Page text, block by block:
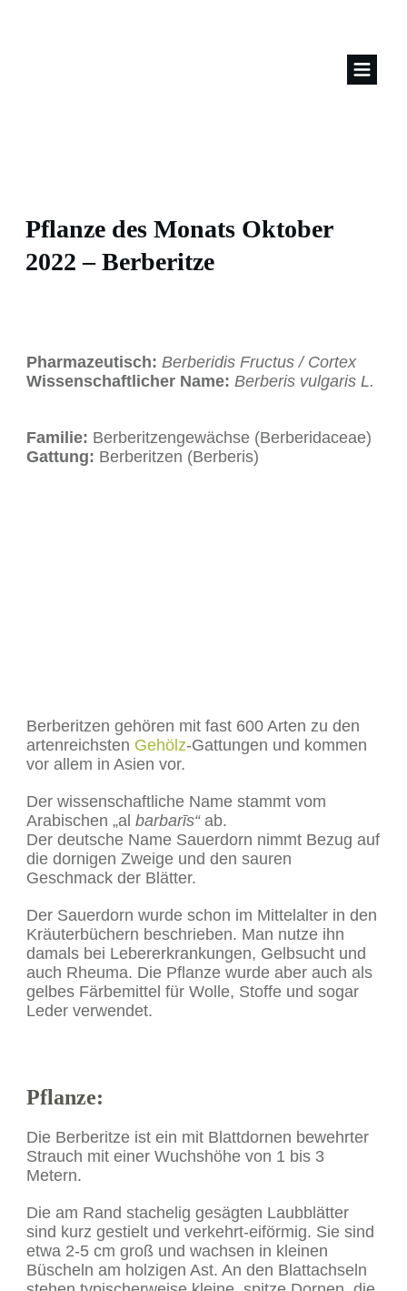
Pflanze des Monats Oktober
2022 – Berberitze
Pharmazeutisch: Berberidis Fructus / Cortex
Wissenschaftlicher Name: Berberis vulgaris L.
Familie: Berberitzengewächse (Berberidaceae)
Gattung: Berberitzen (Berberis)
Berberitzen gehören mit fast 600 Arten zu den
artenreichsten Gehölz-Gattungen und kommen
vor allem in Asien vor.
Der wissenschaftliche Name stammt vom
Arabischen „al barbarīs“ ab.
Der deutsche Name Sauerdorn nimmt Bezug auf
die dornigen Zweige und den sauren
Geschmack der Blätter.
Der Sauerdorn wurde schon im Mittelalter in den
Kräuterbüchern beschrieben. Man nutze ihn
damals bei Lebererkrankungen, Gelbsucht und
auch Rheuma. Die Pflanze wurde aber auch als
gelbes Färbemittel für Wolle, Stoffe und sogar
Leder verwendet.
Pflanze:
Die Berberitze ist ein mit Blattdornen bewehrter
Strauch mit einer Wuchshöhe von 1 bis 3
Metern.
Die am Rand stachelig gesägten Laubblätter
sind kurz gestielt und verkehrt-eiförmig. Sie sind
etwa 2-5 cm groß und wachsen in kleinen
Büscheln am holzigen Ast. An den Blattachseln